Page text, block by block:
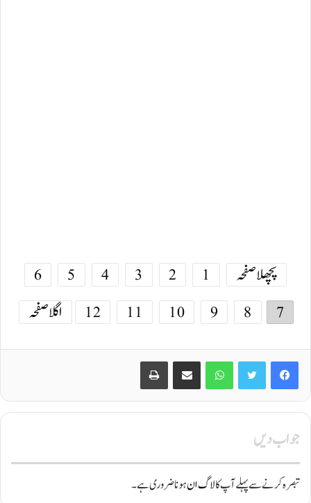
پچھلا صفحہ 1
2
3
4
5
6
7
8
9
10
11
12 اگلا صفحہ
Facebook
Twitter
WhatsApp
Share via Email
Print
جواب دیں
تبصرہ کرنے سے پہلے آپ کالاگ انہونا ضروری ہے۔